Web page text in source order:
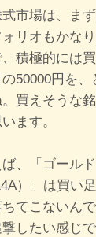
市場は、まず
リオもかな
積極的には
50000円を、
買えそうな
ます。
、「ゴールド
）」は買い
てこないん
撃したい感じで